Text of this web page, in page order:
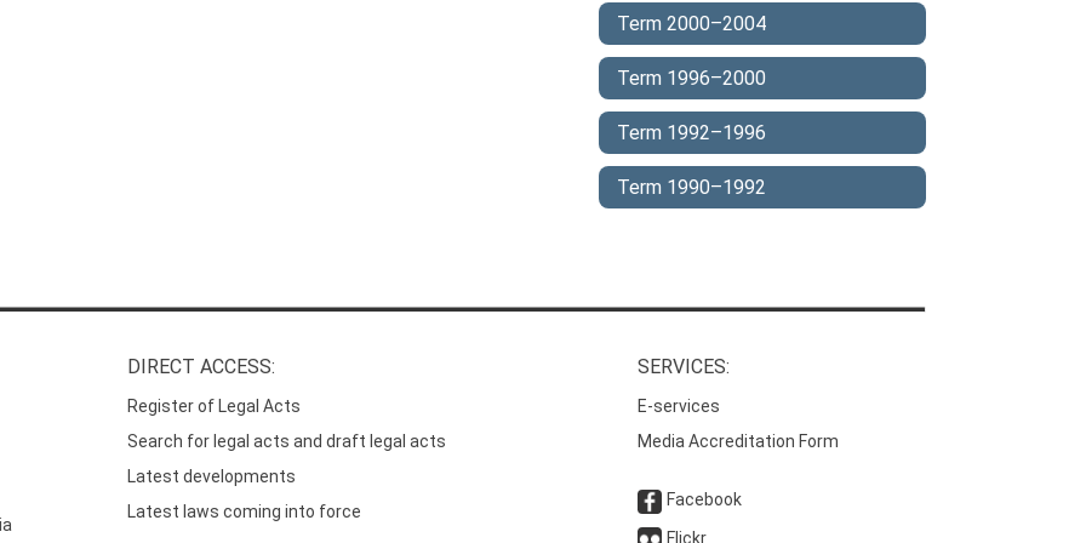
Term 2000–2004
Term 1996–2000
Term 1992–1996
Term 1990–1992
DIRECT ACCESS:
Register of Legal Acts
Search for legal acts and draft legal acts
Latest developments
Latest laws coming into force
SERVICES:
E-services
Media Accreditation Form
Facebook
Flickr